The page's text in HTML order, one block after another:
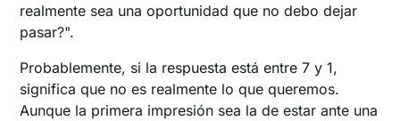
realmente sea una oportunidad que no debo dejar
pasar?".
Probablemente, si la respuesta está entre 7 y 1,
significa que no es realmente lo que queremos.
Aunque la primera impresión sea la de estar ante una